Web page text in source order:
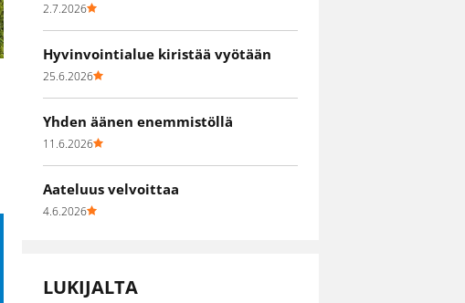
2.7.2026
Hyvinvointialue kiristää vyötään
25.6.2026
Yhden äänen enemmistöllä
11.6.2026
Aateluus velvoittaa
4.6.2026
LUKIJALTA